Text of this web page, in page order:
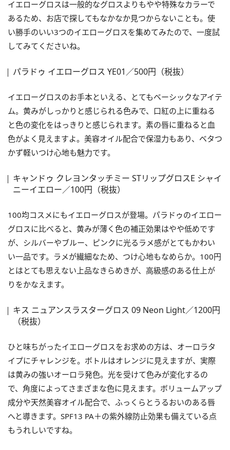
イエローグロスは一般的なグロスよりもやや特殊なカラーで
あるため、お店で探してもなかなか見つからないことも。使
い勝手のいい3つのイエローグロスを集めてみたので、一度試
してみてくださいね。
パラドゥ イエローグロス YE01／500円（税抜）
イエローグロスのお手本といえる、とてもベーシックなアイテ
ム。黄みがしっかりと感じられる色みで、口紅の上に重ねる
と色の変化をはっきりと感じられます。素の唇に重ねると血
色がよく見えますよ。美容オイル配合で保湿力もあり、ベタつ
かず軽いつけ心地も魅力です。
キャンドゥ クレヨンタッチミー STリップグロスE シャイ
ニーイエロー／100円（税抜）
100均コスメにもイエローグロスが登場。パラドゥのイエロー
グロスに比べると、黄みが薄く色の補正効果はやや低めです
が、シルバーやブルー、ピンクに光るラメ感がとてもかわい
い一品です。ラメが繊細なため、つけ心地もなめらか。100円
とはとても思えない上品なきらめきが、高級感のある仕上が
りをかなえます。
キス ニュアンスラスターグロス 09 Neon Light／1200円
（税抜）
ひと味ちがったイエローグロスをお求めの方は、オーロラタ
イプにチャレンジを。ボトルはオレンジに見えますが、実際
は黄みの強いオーロラ発色。光を受けて色みが変化するの
で、角度によってさまざまな色に見えます。ボリュームアップ
成分や天然美容オイル配合で、ふっくらとうるおいのある唇
へと導きます。SPF13 PA＋の紫外線防止効果も備えている点
もうれしいですね。